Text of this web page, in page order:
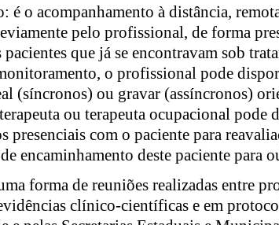
é o acompanhamento à distância,
pelo profissional, de forma
pacientes que já se encontravam sob
o profissional pode
(síncronos) ou gravar (assíncronos)
ou terapeuta ocupacional pode
presenciais com o paciente para
encaminhamento deste paciente para
forma de reuniões realizadas entre
clínico-científicas e em